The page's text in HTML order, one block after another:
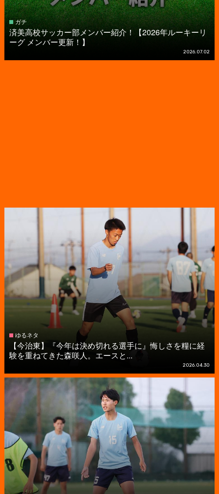
ガチ
済美高校サッカー部メンバー紹介！【2026年ルーキーリ
ーグ メンバー更新！】
2026.07.02
ゆるネタ
【今治東】『今年は決め切れる選手に』悔しさを糧に経
験を重ねてきた森咲人。エースと...
2026.04.30